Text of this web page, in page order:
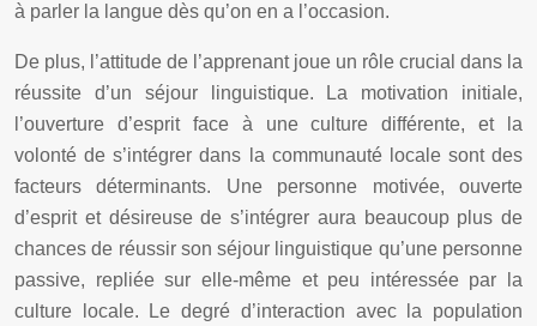
à parler la langue dès qu’on en a l’occasion.
De plus, l’attitude de l’apprenant joue un rôle crucial dans la
réussite d’un séjour linguistique. La motivation initiale,
l’ouverture d’esprit face à une culture différente, et la
volonté de s’intégrer dans la communauté locale sont des
facteurs déterminants. Une personne motivée, ouverte
d’esprit et désireuse de s’intégrer aura beaucoup plus de
chances de réussir son séjour linguistique qu’une personne
passive, repliée sur elle-même et peu intéressée par la
culture locale. Le degré d’interaction avec la population